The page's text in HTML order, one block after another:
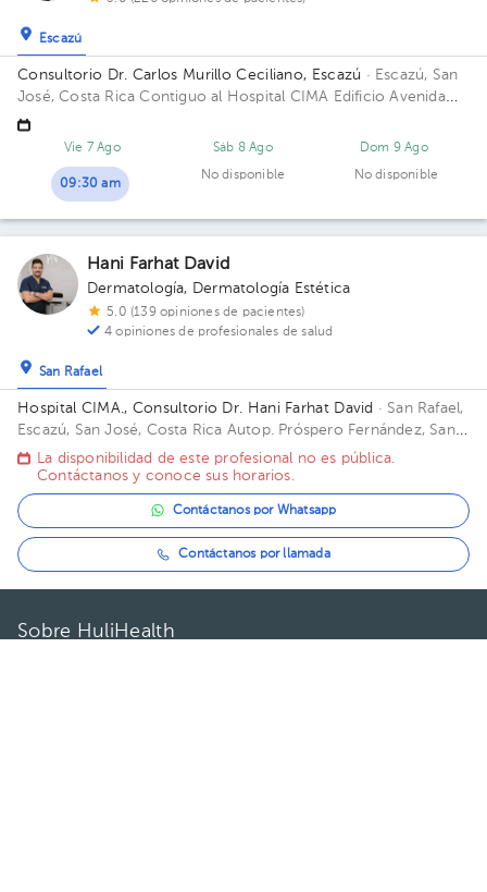
Escazú
Consultorio Dr. Carlos Murillo Ceciliano, Escazú · Escazú, San
José, Costa RicaContiguo al Hospital CIMA Edificio Avenida
Médica. Piso 1. Consultorio 107.
Vie 7 Ago
09:30 am
Sáb 8 Ago
No disponible
Dom 9 Ago
No disponible
Hani Farhat David
Dermatología, Dermatología Estética
5.0 (139 opiniones de pacientes)
4 opiniones de profesionales de salud
San Rafael
Hospital CIMA., Consultorio Dr. Hani Farhat David · San Rafael,
Escazú, San José, Costa Rica Autop. Próspero Fernández, San
Rafael de Escazú, San José; Avenida Médica Edificio Torre 2
Avenida Méd. Piso 6. Consultorio 609-611.
La disponibilidad de este profesional no es pública.
Contáctanos y conoce sus horarios.
Contáctanos por Whatsapp
Contáctanos por llamada
Sobre HuliHealth